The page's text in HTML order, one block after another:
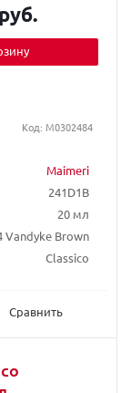
Maimeri
241D1B
20 мл
Vandyke Brown
Classico
Сравнить
Код: M0302484